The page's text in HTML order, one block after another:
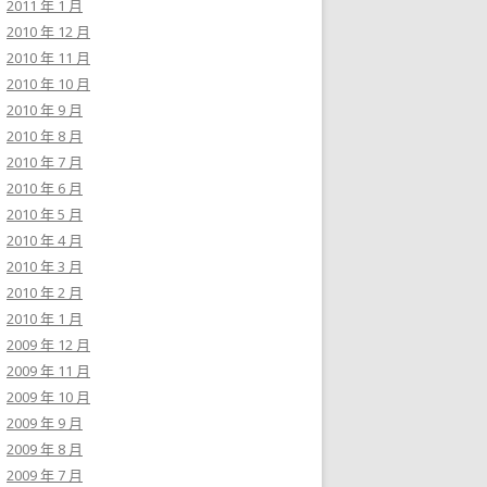
2011 年 1 月
2010 年 12 月
2010 年 11 月
2010 年 10 月
2010 年 9 月
2010 年 8 月
2010 年 7 月
2010 年 6 月
2010 年 5 月
2010 年 4 月
2010 年 3 月
2010 年 2 月
2010 年 1 月
2009 年 12 月
2009 年 11 月
2009 年 10 月
2009 年 9 月
2009 年 8 月
2009 年 7 月